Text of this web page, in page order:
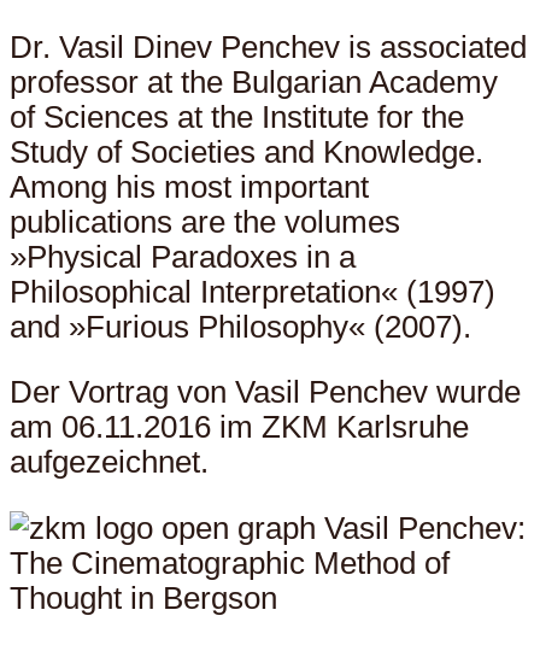
Dr. Vasil Dinev Penchev is associated
professor at the Bulgarian Academy
of Sciences at the Institute for the
Study of Societies and Knowledge.
Among his most important
publications are the volumes
»Physical Paradoxes in a
Philosophical Interpretation« (1997)
and »Furious Philosophy« (2007).
Der Vortrag von Vasil Penchev wurde
am 06.11.2016 im ZKM Karlsruhe
aufgezeichnet.